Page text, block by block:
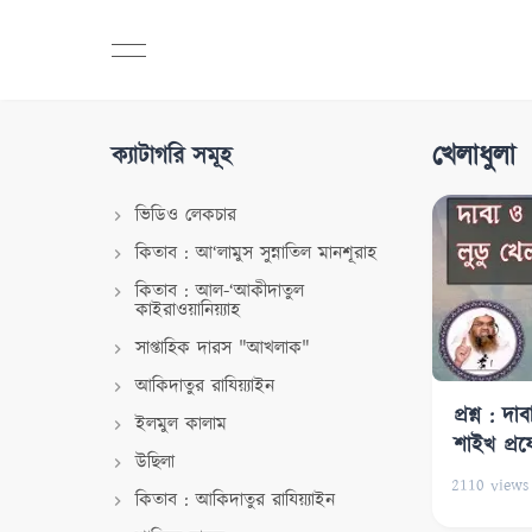
ক্যাটাগরি সমূহ
ভিডিও লেকচার
কিতাব : আ‘লামুস সুন্নাতিল মানশূরাহ
কিতাব : আল-‘আকীদাতুল
কাইরাওয়ানিয়্যাহ
সাপ্তাহিক দারস "আখলাক"
আকিদাতুর রাযিয়্যাইন
ইলমুল কালাম
উছিলা
কিতাব : আকিদাতুর রাযিয়্যাইন
খেলাধুলা
প্রশ্ন :
শাইখ
যাকারিয়া
2110 views